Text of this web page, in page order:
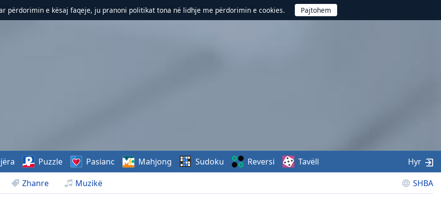
përdorimin e kësaj faqeje, ju pranoni politikat tona në lidhje me përdorimin e cookies.
Zhanre Muzikë SHBA
Puzzle Pasianc Mahjong Sudoku Reversi Tavëll Hyr